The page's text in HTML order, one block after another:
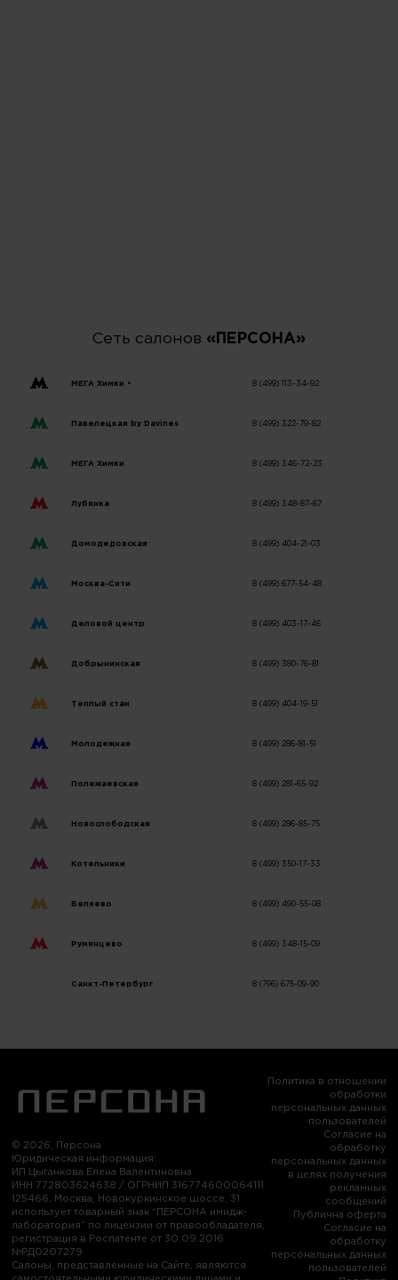
Сеть салонов «ПЕРСОНА»
МЕГА Химки • 8 (499) 113-34-92
Павелецкая by Davines 8 (499) 322-79-82
МЕГА Химки 8 (499) 346-72-23
Лубянка 8 (499) 348-87-67
Домодедовская 8 (499) 404-21-03
Москва-Сити 8 (499) 677-54-48
Деловой центр 8 (499) 403-17-46
Добрынинская 8 (499) 380-76-81
Теплый стан 8 (499) 404-19-51
Молодежная 8 (499) 286-81-51
Полежаевская 8 (499) 281-65-92
Новослободская 8 (499) 286-85-75
Котельники 8 (499) 350-17-33
Беляево 8 (499) 490-55-08
Румянцево 8 (499) 348-15-09
Санкт-Петербург 8 (796) 675-09-90
© 2026, Персона
Юридическая информация:
ИП Цыганкова Елена Валентиновна
ИНН 772803624638 / ОГРНИП 316774600064111
125466, Москва, Новокуркинское шоссе, 31
использует товарный знак “ПЕРСОНА имидж-
лаборатория” по лицензии от правообладателя,
регистрация в Роспатенте от 30.09.2016
№РД0207279
Салоны, представленные на Сайте, являются
Политика в отношении
обработки
персональных данных
пользователей
Согласие на
обработку
персональных данных
в целях получения
рекламных
сообщений
Публична оферта
Согласие на
обработку
персональных данных
пользователей